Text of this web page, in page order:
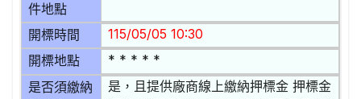
件地點
開標時間 115/05/05 10:30
開標地點 * * * * *
是否須繳納
是，且提供廠商線上繳納押標金 押標金